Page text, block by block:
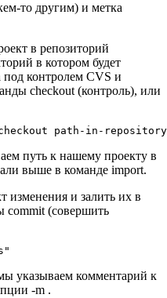
то другим) и метка
в репозиторий
в котором будет
под контролем CVS и
checkout (контроль), или
path-in-repository
путь к нашему проекту в
выше в команде import.
изменения и залить их в
commit (совершить
указываем комментарий к
-m .